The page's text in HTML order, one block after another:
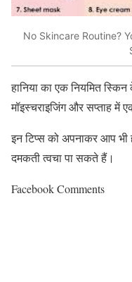
No Skincare Routine?
हानिया का एक नियमित
मॉइस्चराइजिंग और सप्ताह में
इन टिप्स को अपनाकर आप भी
दमकती त्वचा पा सकते हैं।
Facebook Comments